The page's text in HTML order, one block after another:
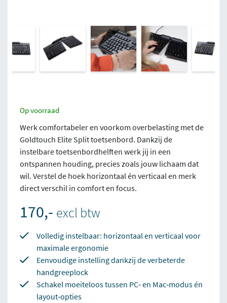
Op voorraad
Werk comfortabeler en voorkom overbelasting met de
Goldtouch Elite Split toetsenbord. Dankzij de
instelbare toetsenbordhelften werk jij in een
ontspannen houding, precies zoals jouw lichaam dat
wil. Verstel de hoek horizontaal én verticaal en merk
direct verschil in comfort en focus.
170,- excl btw
Volledig instelbaar: horizontaal en verticaal voor
maximale ergonomie
Eenvoudige instelling dankzij de verbeterde
handgreeplock
Schakel moeiteloos tussen PC‑ en Mac‑modus én
layout‑opties